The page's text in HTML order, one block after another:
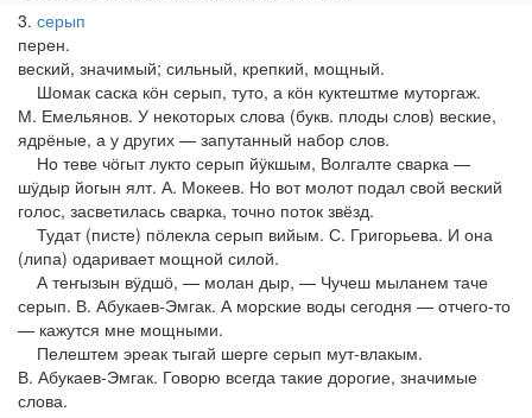
3 серып
перен.
веский, значимый; сильный, крепкий, мощный.
Шомак саска кӧн серып, туто, а кӧн куктештме муторгаж.
М. Емельянов. У некоторых слова (букв. плоды слов) веские,
ядрёные, а у других — запутанный набор слов.
Но теве чӧгыт лукто серып йӱкшым, Волгалте сварка —
шӱдыр йогын ялт. А. Мокеев. Но вот молот подал свой веский
голос, засветилась сварка, точно поток звёзд.
Тудат (писте) пӧлекла серып вийым. С. Григорьева. И она
(липа) одаривает мощной силой.
А теҥызын вӱдшӧ, — молан дыр, — Чучеш мыланем таче
серып. В. Абукаев-Эмгак. А морские воды сегодня — отчего-то
— кажутся мне мощными.
Пелештем эреак тыгай шерге серып мут-влакым.
В. Абукаев-Эмгак. Говорю всегда такие дорогие, значимые
слова.